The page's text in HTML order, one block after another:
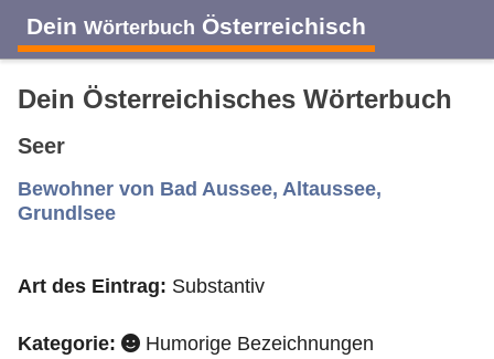
Dein Wörterbuch Österreichisch
A B C D E F G
S T U V W X Y
Dein Österreichisches Wörterbuch
Seer
Bewohner von Bad Aussee, Altaussee,
Grundlsee
Art des Eintrag: Substantiv
Kategorie: Humorige Bezeichnungen